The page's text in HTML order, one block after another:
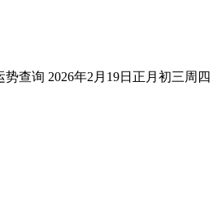
查询 2026年2月19日正月初三周四